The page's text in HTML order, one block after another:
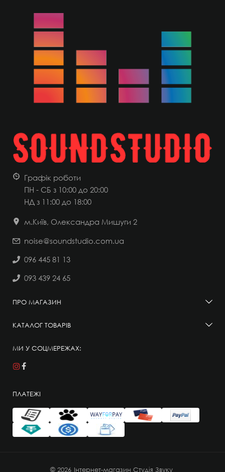
Графік роботи
ПН - СБ з 10:00 до 20:00
НД з 11:00 до 18:00
м.Київ, Олександра Мишуги 2
noise@soundstudio.com.ua
096 445 81 13
093 439 24 65
ПРО МАГАЗИН
КАТАЛОГ ТОВАРІВ
МИ У СОЦМЕРЕЖАХ:
ПЛАТЕЖІ
© 2026 Інтернет-магазин Студія Звуку